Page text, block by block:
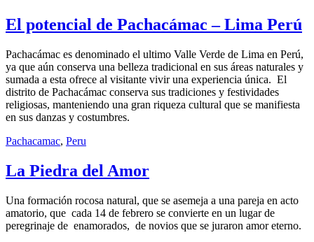
El potencial de Pachacámac – Lima Perú
Pachacámac es denominado el ultimo Valle Verde de Lima en Perú,
ya que aún conserva una belleza tradicional en sus áreas naturales y
sumada a esta ofrece al visitante vivir una experiencia única. El
distrito de Pachacámac conserva sus tradiciones y festividades
religiosas, manteniendo una gran riqueza cultural que se manifiesta
en sus danzas y costumbres.
Pachacamac, Peru
La Piedra del Amor
Una formación rocosa natural, que se asemeja a una pareja en acto
amatorio, que cada 14 de febrero se convierte en un lugar de
peregrinaje de enamorados, de novios que se juraron amor eterno.